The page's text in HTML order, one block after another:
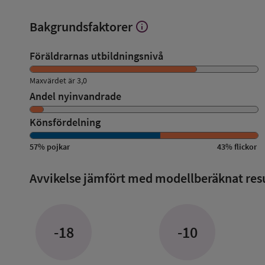
Bakgrundsfaktorer Visa
Bakgrundsfaktorer
info
Föräldrarnas utbildningsnivå
Maxvärdet är 3,0
Andel nyinvandrade
Könsfördelning
57% pojkar 43%flickor
Avvikelse jämfört med modellberäknat
-18 -10